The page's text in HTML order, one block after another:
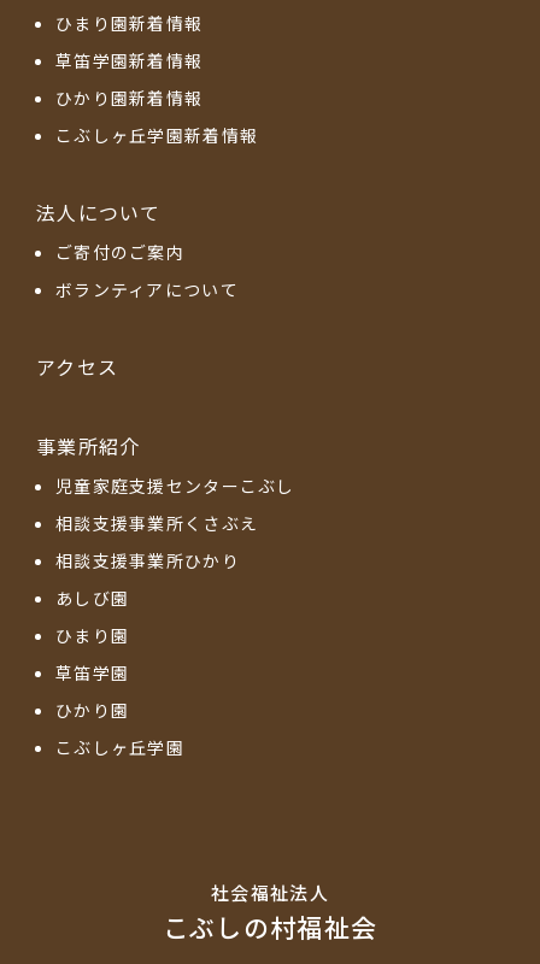
ひまり園新着情報
草笛学園新着情報
ひかり園新着情報
こぶしヶ丘学園新着情報
法人について
ご寄付のご案内
ボランティアについて
アクセス
事業所紹介
児童家庭支援センターこぶし
相談支援事業所くさぶえ
相談支援事業所ひかり
あしび園
ひまり園
草笛学園
ひかり園
こぶしヶ丘学園
社会福祉法⼈
こぶしの村福祉会